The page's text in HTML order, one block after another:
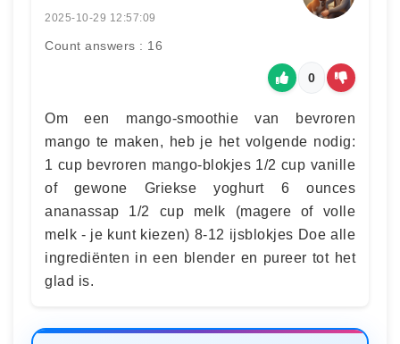
2025-10-29 12:57:09
Count answers : 16
0
Om een mango-smoothie van bevroren
mango te maken, heb je het volgende nodig:
1 cup bevroren mango-blokjes 1/2 cup vanille
of gewone Griekse yoghurt 6 ounces
ananassap 1/2 cup melk (magere of volle
melk - je kunt kiezen) 8-12 ijsblokjes Doe alle
ingrediënten in een blender en pureer tot het
glad is.